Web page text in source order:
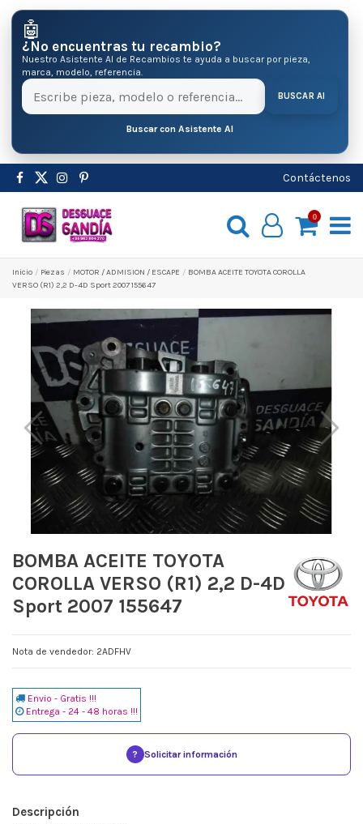
🤖
¿No encuentras tu recambio?
Nuestro Asistente AI de Recambios te ayuda a buscar por pieza,
marca, modelo, referencia.
BUSCAR AI
Buscar con Asistente AI
Contáctenos
0
Inicio Pіezas MOTOR / ADMISION / ESCAPE
BOMBA ACEITE TOYOTA COROLLA
VERSO (R1) 2,2 D-4D Sport 2007 155647
BOMBA ACEITE TOYOTA
COROLLA VERSO (R1) 2,2 D-4D
Sport 2007 155647
Nota de vendedor: 2ADFHV
Envio - Gratis !!!
Entrega - 24 - 48 horas !!!
? Solicitar información
Descripción